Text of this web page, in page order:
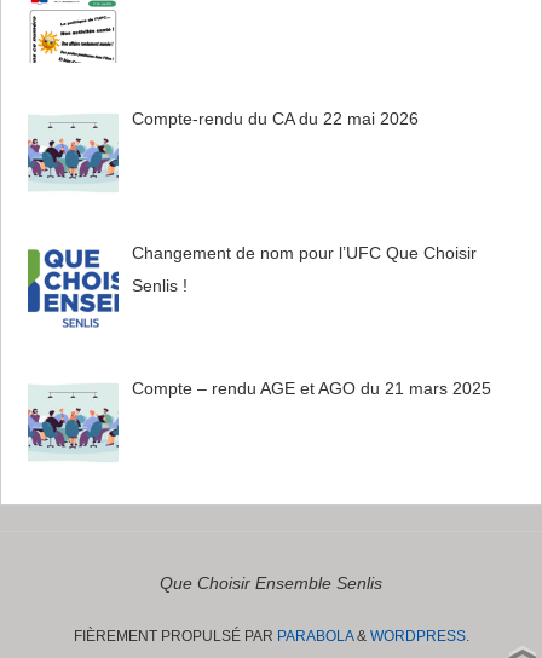
Compte-rendu du CA du 22 mai 2026
Changement de nom pour l’UFC Que Choisir
Senlis !
Compte – rendu AGE et AGO du 21 mars 2025
Que Choisir Ensemble Senlis
FIÈREMENT PROPULSÉ PAR PARABOLA& WORDPRESS.